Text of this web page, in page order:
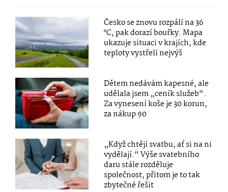
Česko se znovu rozpálí na 36
°C, pak dorazí bouřky. Mapa
ukazuje situaci v krajích, kde
teploty vystřelí nejvýš
Dětem nedávám kapesné, ale
udělala jsem „ceník služeb“.
Za vynesení koše je 30 korun,
za nákup 90
„Když chtějí svatbu, ať si na ni
vydělají.“ Výše svatebního
daru stále rozděluje
společnost, přitom je to tak
zbytečné řešit